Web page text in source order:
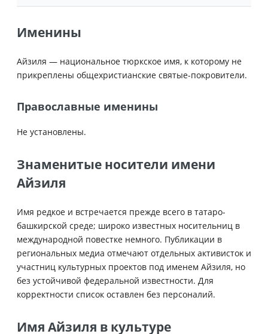
Именины
Айзиля — национальное тюркское имя, к которому не
прикреплены общехристианские святые-покровители.
Православные именины
Не установлены.
Знаменитые носители имени
Айзиля
Имя редкое и встречается прежде всего в татаро-
башкирской среде; широко известных носительниц в
международной повестке немного. Публикации в
региональных медиа отмечают отдельных активисток и
участниц культурных проектов под именем Айзиля, но
без устойчивой федеральной известности. Для
корректности список оставлен без персоналий.
Имя Айзиля в культуре